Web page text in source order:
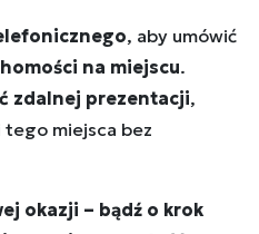
, aby umówić
na miejscu.
zdalnej prezentacji,
miejsca bez
okazji – bądź o krok